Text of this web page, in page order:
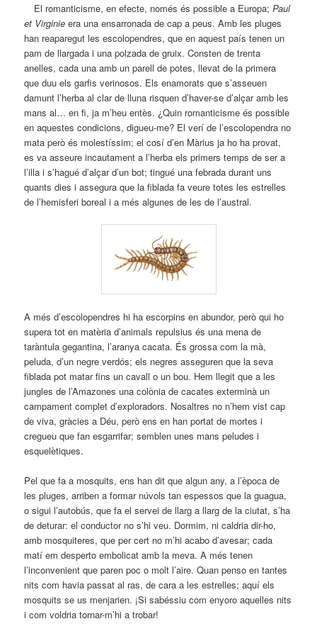
El romanticisme, en efecte, només és possible a Europa;Paul
et Virginieera una ensarronada de cap a peus. Amb les pluges
han reaparegut les escolopendres, que en aquest país tenen un
pam de llargada i una polzada de gruix. Consten de trenta
anelles, cada una amb un parell de potes, llevat de la primera
que duu els garfis verinosos. Els enamorats que s’asseuen
damunt l’herba al clar de lluna risquen d’haver-se d’alçar amb les
mans al… en fi, ja m’heu entès. ¿Quin romanticisme és possible
en aquestes condicions, digueu-me? El verí de l’escolopendra no
mata però és molestíssim; el cosí d’en Màrius ja ho ha provat,
es va asseure incautament a l’herba els primers temps de ser a
l’illa i s’hagué d’alçar d’un bot; tingué una febrada durant uns
quants dies i assegura que la fiblada fa veure totes les estrelles
de l’hemisferi boreal i a més algunes de les de l’austral.
A més d’escolopendres hi ha escorpins en abundor, però qui ho
supera tot en matèria d’animals repulsius és una mena de
taràntula gegantina, l’aranya cacata. És grossa com la mà,
peluda, d’un negre verdós; els negres asseguren que la seva
fiblada pot matar fins un cavall o un bou. Hem llegit que a les
jungles de l’Amazones una colònia de cacates exterminà un
campament complet d’exploradors. Nosaltres no n’hem vist cap
de viva, gràcies a Déu, però ens en han portat de mortes i
cregueu que fan esgarrifar; semblen unes mans peludes i
esquelètiques.
Pel que fa a mosquits, ens han dit que algun any, a l’època de
les pluges, arriben a formar núvols tan espessos que la guagua,
o sigui l’autobús, que fa el servei de llarg a llarg de la ciutat, s’ha
de deturar: el conductor no s’hi veu. Dormim, ni caldria dir-ho,
amb mosquiteres, que per cert no m’hi acabo d’avesar; cada
matí em desperto embolicat amb la meva. A més tenen
l’inconvenient que paren poc o molt l’aire. Quan penso en tantes
nits com havia passat al ras, de cara a les estrelles; aquí els
mosquits se us menjarien. ¡Si sabéssiu com enyoro aquelles nits
i com voldria tornar-m’hi a trobar!